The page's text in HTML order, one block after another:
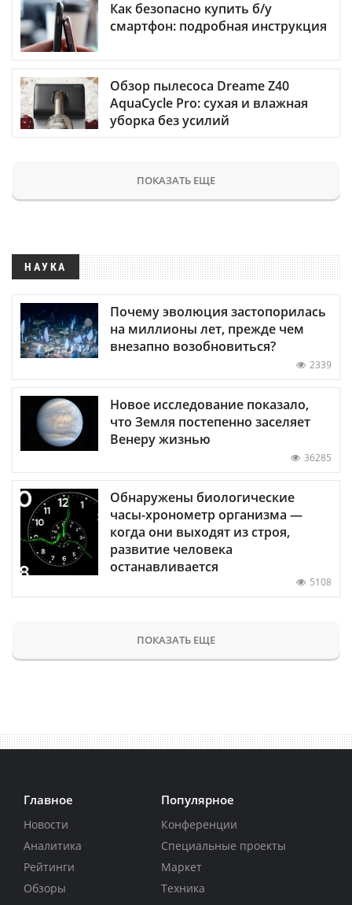
Как безопасно купить б/у
смартфон: подробная инструкция
Обзор пылесоса Dreame Z40
AquaCycle Pro: сухая и влажная
уборка без усилий
ПОКАЗАТЬ ЕЩЕ
НАУКА
Почему эволюция застопорилась
на миллионы лет, прежде чем
внезапно возобновиться?
2339
Новое исследование показало,
что Земля постепенно заселяет
Венеру жизнью
36285
Обнаружены биологические
часы-хронометр организма —
когда они выходят из строя,
развитие человека
останавливается
5108
ПОКАЗАТЬ ЕЩЕ
Главное
Новости
Аналитика
Рейтинги
Обзоры
Популярное
Конференции
Специальные проекты
Маркет
Техника